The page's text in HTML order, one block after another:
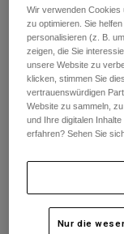
Brillen
Ersatzteile
Brillen
Socken
Taschen &
Spare
T-Shirts & Tops
Hoodies und
Jacken
Hosen
Shirts
Moto
Helme
Jerseys
Hosen
Stiefel
Guards
Handschuhe
Socken
Artikelnr.32852
€ 22,99
Wir verwenden Cookies
zu optimieren. Sie
personalisieren (z. B.
zeigen, die Sie
unsere Website zu
klicken, stimmen Sie
vertrauenswürdigen
Website zu sammeln,
und Ihre digitalen
erfahren? Sehen Sie
Nur die